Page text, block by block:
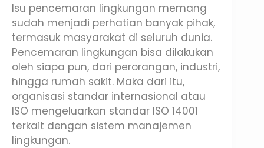
Isu pencemaran lingkungan memang
sudah menjadi perhatian banyak pihak,
termasuk masyarakat di seluruh dunia.
Pencemaran lingkungan bisa dilakukan
oleh siapa pun, dari perorangan, industri,
hingga rumah sakit. Maka dari itu,
organisasi standar internasional atau
ISO mengeluarkan standar ISO 14001
terkait dengan sistem manajemen
lingkungan.